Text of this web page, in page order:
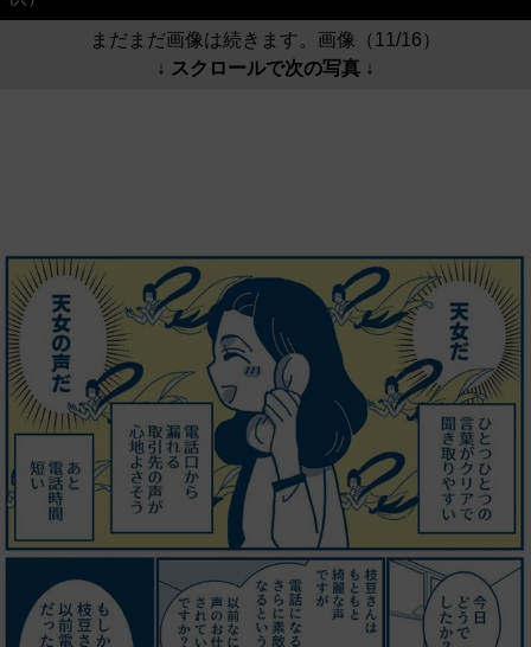
まだまだ画像は続きます。画像（11/16）
↓ スクロールで次の写真 ↓